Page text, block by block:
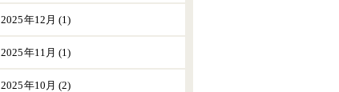
2025年12月 (1)
2025年11月 (1)
2025年10月 (2)